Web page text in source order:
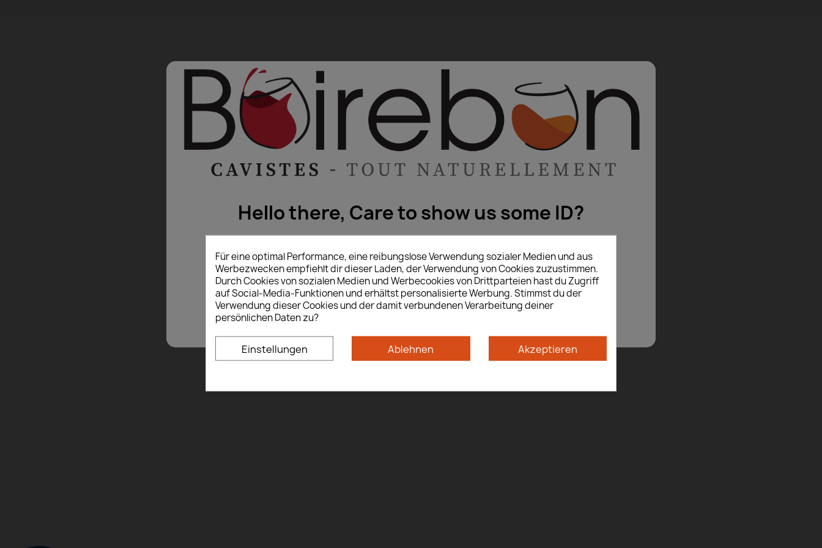
Hello there, Care to show us some ID?
Yes No
Für eine optimal Performance, eine reibungslose Verwendung sozialer Medien und aus
Werbezwecken empfiehlt dir dieser Laden, der Verwendung von Cookies zuzustimmen.
Durch Cookies von sozialen Medien und Werbecookies von Drittparteien hast du Zugriff
auf Social-Media-Funktionen und erhältst personalisierte Werbung. Stimmst du der
Verwendung dieser Cookies und der damit verbundenen Verarbeitung deiner
persönlichen Daten zu?
Einstellungen Ablehnen Akzeptieren